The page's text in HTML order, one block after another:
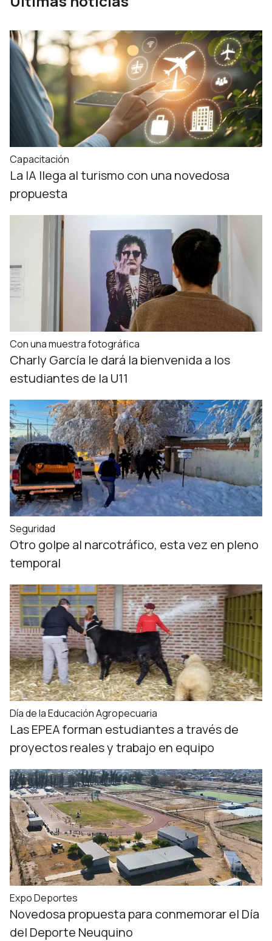
Capacitación
La IA llega al turismo con una novedosa
propuesta
Con una muestra fotográfica
Charly García le dará la bienvenida a los
estudiantes de la U11
Seguridad
Otro golpe al narcotráfico, esta vez en pleno
temporal
Día de la Educación Agropecuaria
Las EPEA forman estudiantes a través de
proyectos reales y trabajo en equipo
Expo Deportes
Novedosa propuesta para conmemorar el Día
del Deporte Neuquino